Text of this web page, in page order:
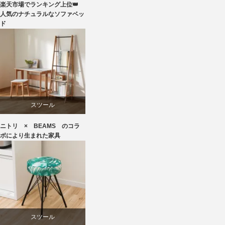
家具
ライフスタイル
楽天市場でランキング上位👑
人気のナチュラルなソファベッ
ド
スツール
ニトリ
ビーチ
ブランディング
椅子
ニトリ × BEAMS のコラ
ボにより生まれた家具
スツール